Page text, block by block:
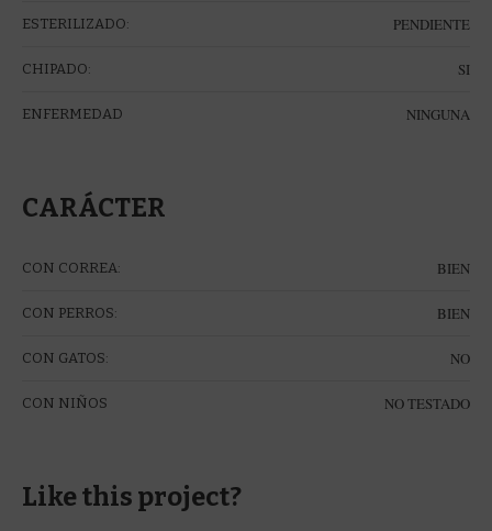
ESTERILIZADO: PENDIENTE
CHIPADO: SI
ENFERMEDAD NINGUNA
CARÁCTER
CON CORREA: BIEN
CON PERROS: BIEN
CON GATOS: NO
CON NIÑOS NO TESTADO
Like this project?